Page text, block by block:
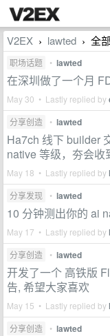
V2EX › lawted › 全
职场话题 • lawted
在深圳做了一个月
May 30 • Lastly replied by
分享创造 • lawted
Ha7ch 线下 builder
native 等级，夯会收
May 18 • Lastly replied by
分享发现 • lawted
10 分钟测出你的 ai
May 17 • Lastly replied by
分享创造 • lawted
开发了一个 高铁版
告, 希望大家喜欢
May 15 • Lastly replied by
分享创造 • lawted